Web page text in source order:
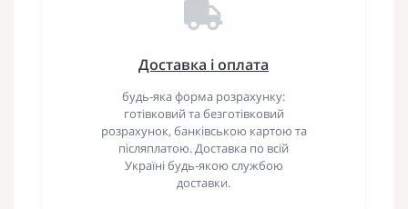
Доставка і оплата
будь-яка форма розрахунку:
готівковий та безготівковий
розрахунок, банківською картою та
післяплатою. Доставка по всій
Україні будь-якою службою
доставки.